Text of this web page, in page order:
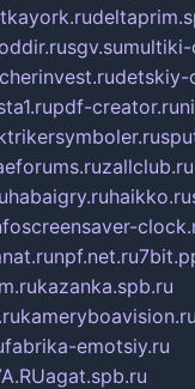
sgv.sumultiki-
cherinvest.rudetskiy-
pdf-creator.ru
zallclub.ru
habaigry.ruhaikko.ru
screensaver-
npf.net.ru
kazanka.spb.ru
kameryboavision.ru
fabrika-emotsiy.ru
agat.spb.ru